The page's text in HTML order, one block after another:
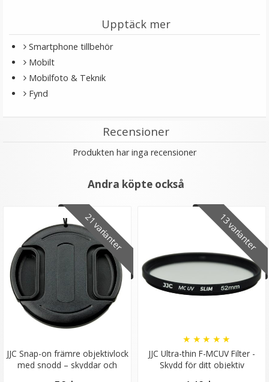
hangänga
Weifeng WT3130 Trebensstativ 124cm för mindre
kamera/mobil
★
Upptäck mer
Smartphone tillbehör
Mobilt
Mobilfoto & Teknik
Fynd
Recensioner
Produkten har inga recensioner
Andra köpte också
21 varianter
JJC Snap-on främre objektivlock
med snodd – skyddar och
13 varianter
JJC Ultra-thin F-MCUV Filter -
Skydd för ditt objektiv
★ ★ ★ ★ ★